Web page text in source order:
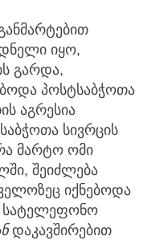
იყო,
გარდა,
პოსტსაბჭოთა
აგრესია
სივრცის
მარტო ომი
შეიძლება
იქნებოდა
სატელეფონო
დაკავშირებით